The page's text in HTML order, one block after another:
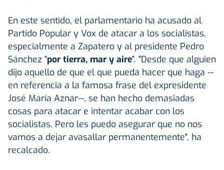
En este sentido, el parlamentario ha acusado al
Partido Popular y Vox de atacar a los socialistas,
especialmente a Zapatero y al presidente Pedro
Sánchez "por tierra, mar y aire". "Desde que alguien
dijo aquello de que el que pueda hacer que haga --
en referencia a la famosa frase del expresidente
José María Aznar--, se han hecho demasiadas
cosas para atacar e intentar acabar con los
socialistas. Pero les puedo asegurar que no nos
vamos a dejar avasallar permanentemente", ha
recalcado.